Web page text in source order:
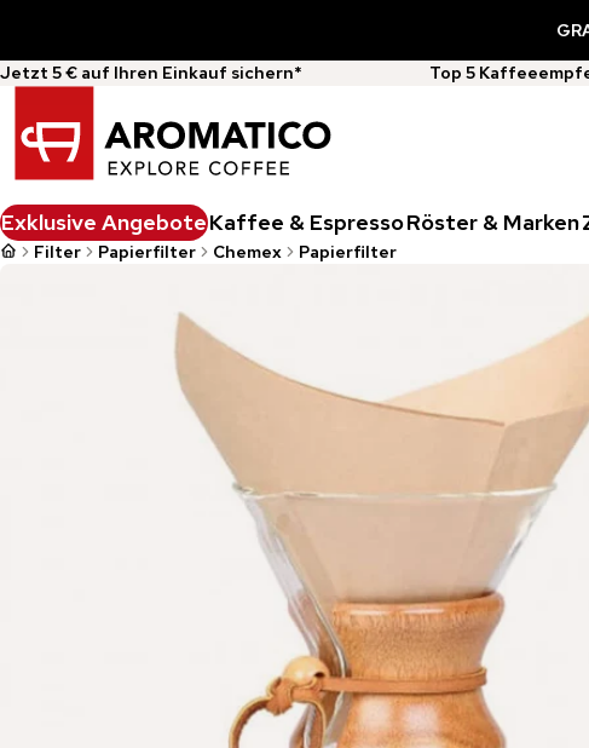
Jetzt 5 € auf Ihren Einkauf sichern*
Top 5
Exklusive AngeboteKaffee & EspressoRöster & Marken
Filter Papierfilter Chemex Papierfilter